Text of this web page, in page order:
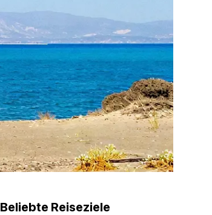
Beliebte Reiseziele